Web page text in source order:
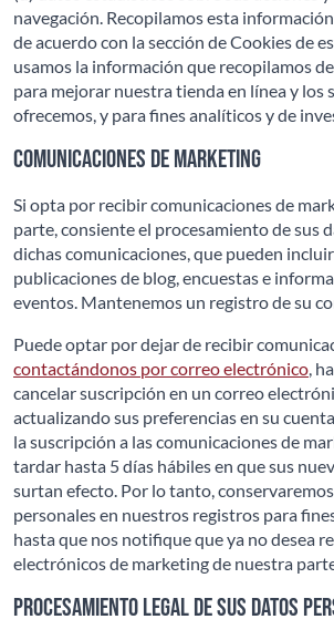
navegación. Recopilamos esta
de acuerdo con la sección de Cookies de
usamos la información que recopilamos
para mejorar nuestra tienda en línea y los
ofrecemos, y para fines analíticos y de
Comunicaciones de Marketing
Si opta por recibir comunicaciones de
parte, consiente el procesamiento de sus
dichas comunicaciones, que pueden
publicaciones de blog, encuestas e
eventos. Mantenemos un registro de su
Puede optar por dejar de recibir
contactándonos por correo electrónico,
cancelar suscripción en un correo
actualizando sus preferencias en su
la suscripción a las comunicaciones de
tardar hasta 5 días hábiles en que sus
surtan efecto. Por lo tanto,
personales en nuestros registros para
hasta que nos notifique que ya no desea
electrónicos de marketing de nuestra
Procesamiento legal de sus datos